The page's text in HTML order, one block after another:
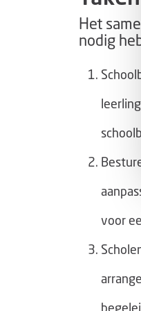
Het
nodig
voor